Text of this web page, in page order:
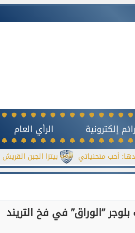
إلكترونية الرأي العام
بيتزا الجبن القريش بدون
”الوراق” في فخ التريند